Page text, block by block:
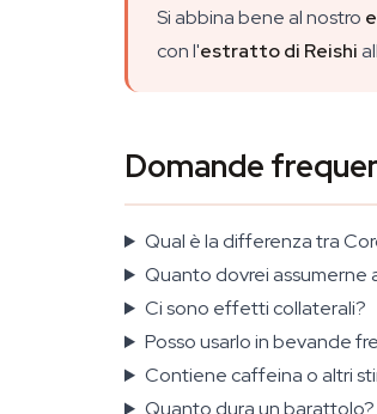
Si abbina bene al nostro
con l'estratto di Reishi
Domande
Qual è la differenza tra
Quanto dovrei assumerne
Ci sono effetti collaterali?
Posso usarlo in bevande
Contiene caffeina o altri
Quanto dura un barattolo?